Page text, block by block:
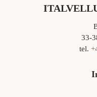
33-
tel.